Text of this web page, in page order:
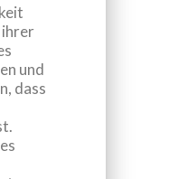
ihrer
und
dass